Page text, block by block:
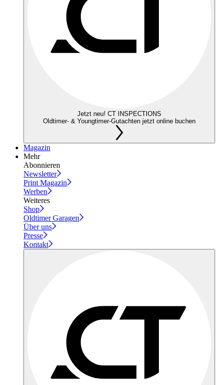
Jetzt neu! CT INSPECTIONS
Oldtimer- & Youngtimer-Gutachten jetzt online buchen
Magazin
Mehr
Abonnieren
Newsletter
Print Magazin
Werben
Weiteres
Shop
Oldtimer Garagen
Über uns
Presse
Kontakt